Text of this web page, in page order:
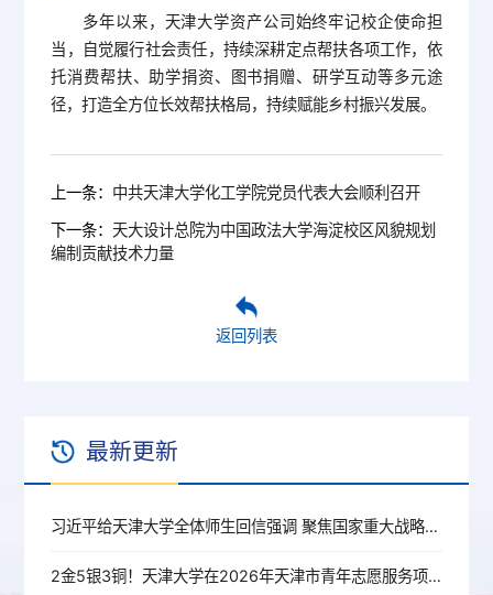
多年以来，天津大学资产公司始终牢记校企使命担
当，自觉履行社会责任，持续深耕定点帮扶各项工作，依
托消费帮扶、助学捐资、图书捐赠、研学互动等多元途
径，打造全方位长效帮扶格局，持续赋能乡村振兴发展。
上一条： 中共天津大学化工学院党员代表大会顺利召开
下一条： 天大设计总院为中国政法大学海淀校区风貌规划
编制贡献技术力量
返回列表
最新更新
习近平给天津大学全体师生回信强调 聚焦国家重大战略需求提高人才培养质量 更好服务经济社会发展
2金5银3铜！天津大学在2026年天津市青年志愿服务项目大赛、公益创业赛中获佳绩！